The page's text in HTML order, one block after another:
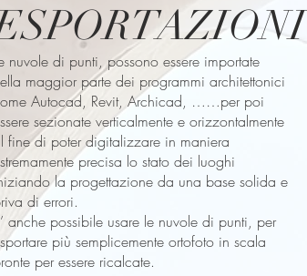
nuvole di punti, possono essere importate
maggior parte dei programmi architettonici
Autocad, Revit, Archicad, ……per poi
sezionate verticalmente e orizzontalmente
fine di poter digitalizzare in maniera
precisa lo stato dei luoghi
la progettazione da una base solida e
di errori.
anche possibile usare le nuvole di punti, per
più semplicemente ortofoto in scala
per essere ricalcate.